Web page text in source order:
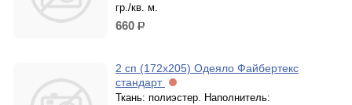
гр./кв. м.
660 р.
2 сп (172х205) Одеяло Файбертекс
стандарт
Ткань: полиэстер. Наполнитель: